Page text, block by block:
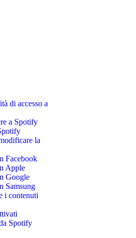
di accesso a
a Spotify
la
Facebook
Apple
Google
Samsung
i contenuti
Spotify